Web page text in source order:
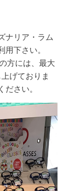
ナリア・ラム
下さい。
方には、最大
げておりま
さい。